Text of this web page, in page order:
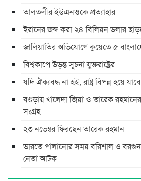
তালতলীর ইউএনওকে প্রত্যাহার
ইরানের জব্দ করা ২৪ বিলিয়ন ডলার
জালিয়াতির অভিযোগে কুয়েতে ৫
বিশ্বকাপে উড়ন্ত সূচনা যুক্তরাষ্ট্রের
যদি ঐক্যবদ্ধ না হই, রাষ্ট্র বিপন্ন হয়ে যাবে
বগুড়ায় খালেদা জিয়া ও তারেক
সংগ্রহ
২৩ নভেম্বর ফিরছেন তারেক রহমান
ভারতে পালানোর সময় ব‌রিশাল ও
নেতা আটক